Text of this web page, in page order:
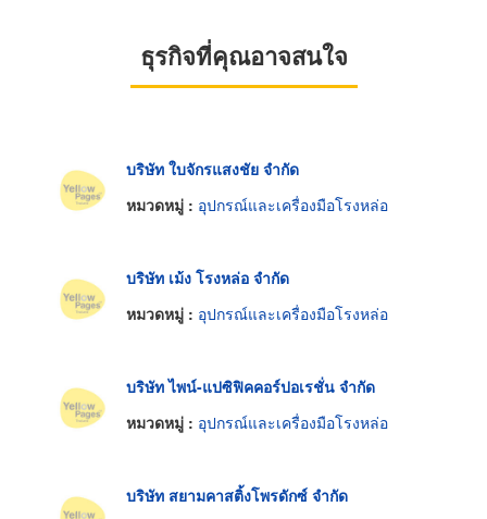
ธุรกิจที่คุณอาจสนใจ
บริษัท ใบจักรแสงชัย จำกัด
หมวดหมู่ : อุปกรณ์และเครื่องมือโรงหล่อ
บริษัท เม้ง โรงหล่อ จำกัด
หมวดหมู่ : อุปกรณ์และเครื่องมือโรงหล่อ
บริษัท ไพน์-แปซิฟิคคอร์ปอเรชั่น จำกัด
หมวดหมู่ : อุปกรณ์และเครื่องมือโรงหล่อ
บริษัท สยามคาสติ้งโพรดักซ์ จำกัด